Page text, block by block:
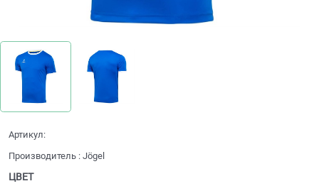
Артикул:
Производитель : Jögel
ЦВЕТ